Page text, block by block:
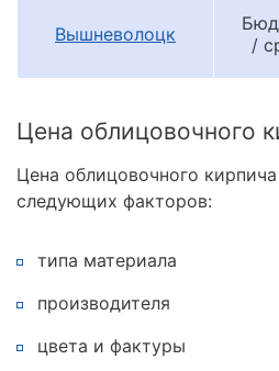
Вышневолоцк
/
Цена облицовочного
Цена облицовочного
следующих факторов:
типа материала
производителя
цвета и фактуры